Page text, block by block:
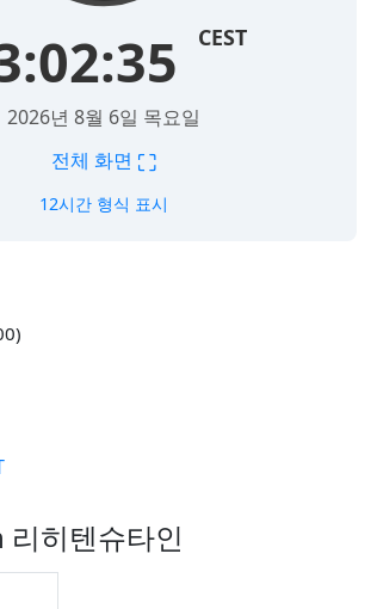
CEST
2026년 8월 6일 목요일
전체 화면 ⛶
12시간 형식 표시
히텐슈타인